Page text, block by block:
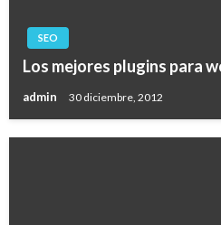
SEO
Los mejores plugins para
admin 30 diciembre, 2012